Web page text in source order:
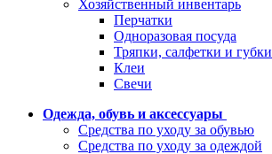
Хозяйственный инвентарь
Перчатки
Одноразовая посуда
Тряпки, салфетки и губки
Клеи
Свечи
Одежда, обувь и аксессуары
Средства по уходу за обувью
Средства по уходу за одеждой